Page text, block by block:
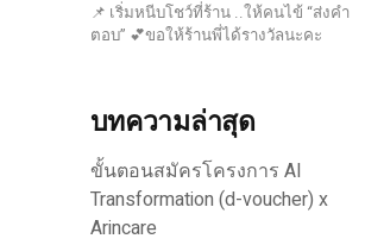
📌 เริ่มหนีบโชว์ที่ร้าน ..ให้คนไข้ “ส่งคำ
ตอบ” 💕ขอให้ร้านพี่ได้รางวัลนะคะ
บทความล่าสุด
ขั้นตอนสมัครโครงการ AI
Transformation (d-voucher) x
Arincare